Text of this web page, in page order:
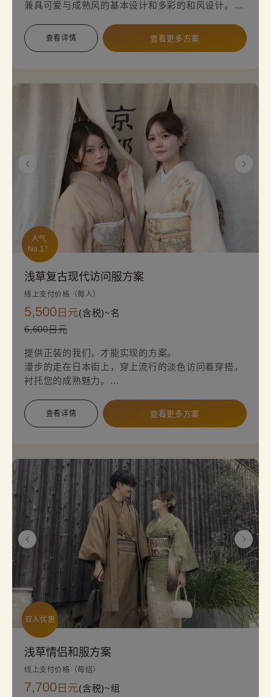
兼具可爱与成熟风的基本设计和多彩的和风设计。您
服的生活吗？
查看详情 查看更多方案
人气
No.1！
浅草复古现代访问服方案
线上支付价格（每人）
5,500 日元(含税)~名
6,600日元
提供正装的我们，才能实现的方案。
漫步的走在日本街上，穿上流行的淡色访问着穿搭，
衬托您的成熟魅力。
※请注意，必须使用袋带，因此会额外收取2,200日
查看详情 查看更多方案
双人优惠
浅草情侣和服方案
线上支付价格（每组）
7,700 日元(含税)~组